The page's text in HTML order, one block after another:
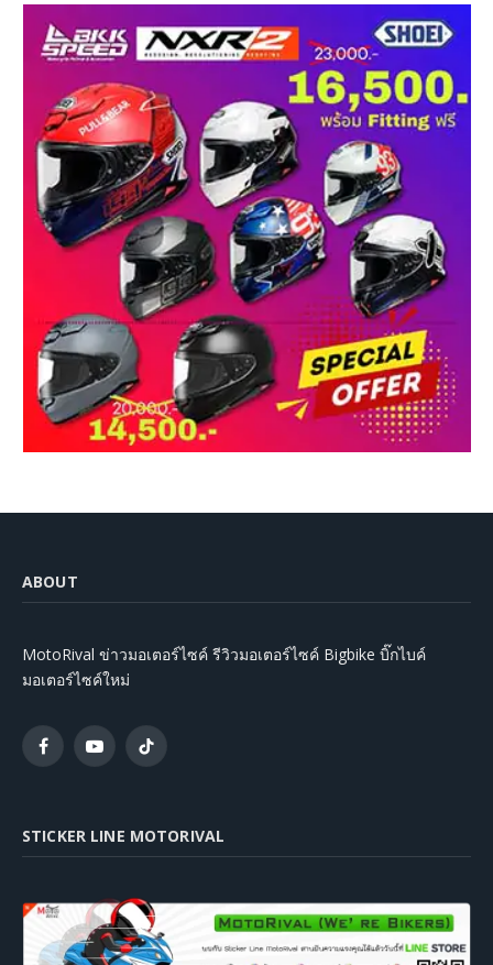
ABOUT
MotoRival ข่าวมอเตอร์ไซค์ รีวิวมอเตอร์ไซค์ Bigbike บิ๊กไบค์
มอเตอร์ไซค์ใหม่
FacebookYouTubeTikTok
STICKER LINE MOTORIVAL